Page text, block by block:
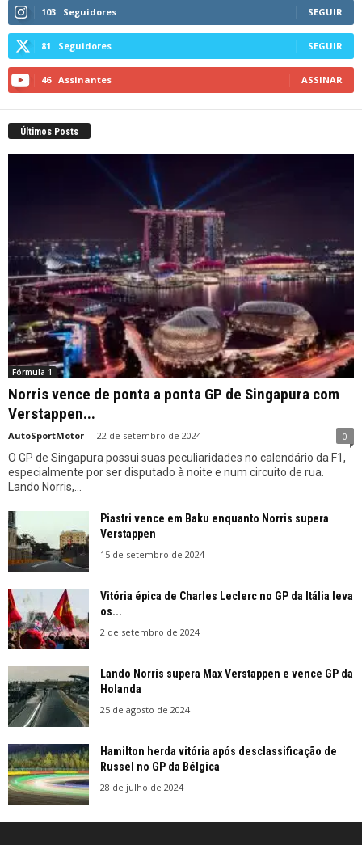
103 Seguidores SEGUIR
81 Seguidores SEGUIR
46 Assinantes ASSINAR
Últimos Posts
Fórmula 1
Norris vence de ponta a ponta GP de Singapura com
Verstappen...
AutoSportMotor - 22 de setembro de 2024 0
O GP de Singapura possui suas peculiaridades no calendário da F1,
especialmente por ser disputado à noite e num circuito de rua.
Lando Norris,...
Piastri vence em Baku enquanto Norris supera
Verstappen
15 de setembro de 2024
Vitória épica de Charles Leclerc no GP da Itália leva
os...
2 de setembro de 2024
Lando Norris supera Max Verstappen e vence GP da
Holanda
25 de agosto de 2024
Hamilton herda vitória após desclassificação de
Russel no GP da Bélgica
28 de julho de 2024